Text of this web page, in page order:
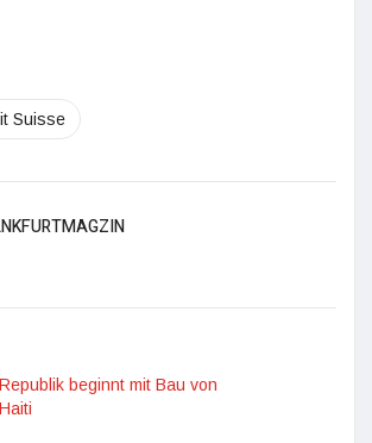
Suisse
beginnt mit Bau von